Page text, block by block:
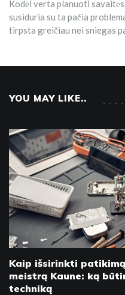
Kodėl verta planuoti
susiduria su ta pačia
tirpsta greičiau nei sniegas
YOU MAY LIKE..
Kaip išsirinkti
meistrą Kaune: ką
techniką